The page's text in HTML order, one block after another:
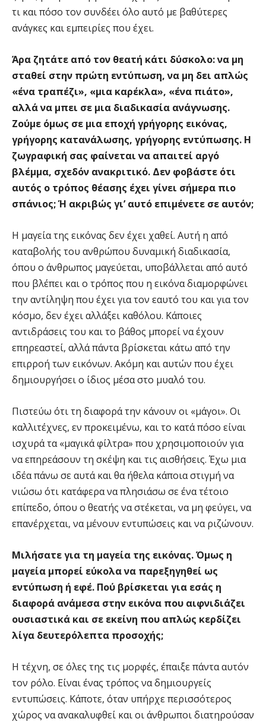
τι και πόσο τον συνδέει όλο αυτό με βαθύτερες
ανάγκες και εμπειρίες που έχει.
Άρα ζητάτε από τον θεατή κάτι δύσκολο: να μη
σταθεί στην πρώτη εντύπωση, να μη δει απλώς
«ένα τραπέζι», «μια καρέκλα», «ένα πιάτο»,
αλλά να μπει σε μια διαδικασία ανάγνωσης.
Ζούμε όμως σε μια εποχή γρήγορης εικόνας,
γρήγορης κατανάλωσης, γρήγορης εντύπωσης. Η
ζωγραφική σας φαίνεται να απαιτεί αργό
βλέμμα, σχεδόν ανακριτικό. Δεν φοβάστε ότι
αυτός ο τρόπος θέασης έχει γίνει σήμερα πιο
σπάνιος; Ή ακριβώς γι’ αυτό επιμένετε σε αυτόν;
Η μαγεία της εικόνας δεν έχει χαθεί. Αυτή η από
καταβολής του ανθρώπου δυναμική διαδικασία,
όπου ο άνθρωπος μαγεύεται, υποβάλλεται από αυτό
που βλέπει και ο τρόπος που η εικόνα διαμορφώνει
την αντίληψη που έχει για τον εαυτό του και για τον
κόσμο, δεν έχει αλλάξει καθόλου. Κάποιες
αντιδράσεις του και το βάθος μπορεί να έχουν
επηρεαστεί, αλλά πάντα βρίσκεται κάτω από την
επιρροή των εικόνων. Ακόμη και αυτών που έχει
δημιουργήσει ο ίδιος μέσα στο μυαλό του.
Πιστεύω ότι τη διαφορά την κάνουν οι «μάγοι». Οι
καλλιτέχνες, εν προκειμένω, και το κατά πόσο είναι
ισχυρά τα «μαγικά φίλτρα» που χρησιμοποιούν για
να επηρεάσουν τη σκέψη και τις αισθήσεις. Έχω μια
ιδέα πάνω σε αυτά και θα ήθελα κάποια στιγμή να
νιώσω ότι κατάφερα να πλησιάσω σε ένα τέτοιο
επίπεδο, όπου ο θεατής να στέκεται, να μη φεύγει, να
επανέρχεται, να μένουν εντυπώσεις και να ριζώνουν.
Μιλήσατε για τη μαγεία της εικόνας. Όμως η
μαγεία μπορεί εύκολα να παρεξηγηθεί ως
εντύπωση ή εφέ. Πού βρίσκεται για εσάς η
διαφορά ανάμεσα στην εικόνα που αιφνιδιάζει
ουσιαστικά και σε εκείνη που απλώς κερδίζει
λίγα δευτερόλεπτα προσοχής;
Η τέχνη, σε όλες της τις μορφές, έπαιξε πάντα αυτόν
τον ρόλο. Είναι ένας τρόπος να δημιουργείς
εντυπώσεις. Κάποτε, όταν υπήρχε περισσότερος
χώρος να ανακαλυφθεί και οι άνθρωποι διατηρούσαν